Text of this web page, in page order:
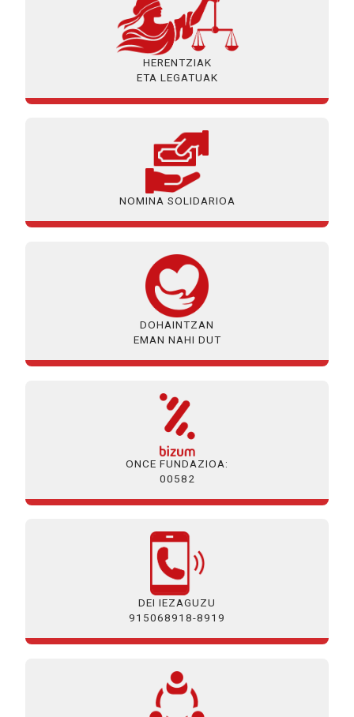
HERENTZIAK
ETA LEGATUAK
NOMINA SOLIDARIOA
DOHAINTZAN
EMAN NAHI DUT
ONCE FUNDAZIOA:
00582
DEI IEZAGUZU
915068918-8919